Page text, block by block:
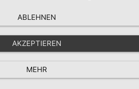
ABLEHNEN
AKZEPTIEREN
MEHR